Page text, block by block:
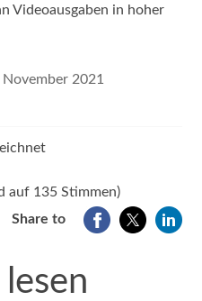
Videoausgaben in hoher
November 2021
auf 135 Stimmen)
Share to